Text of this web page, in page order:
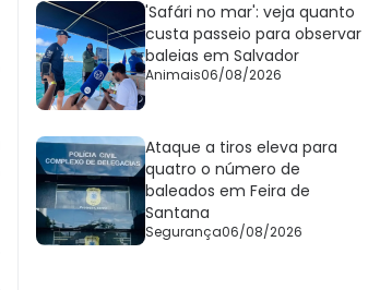
'Safári no mar': veja quanto
custa passeio para observar
baleias em Salvador
Animais06/08/2026
Ataque a tiros eleva para
quatro o número de
baleados em Feira de
Santana
Segurança06/08/2026